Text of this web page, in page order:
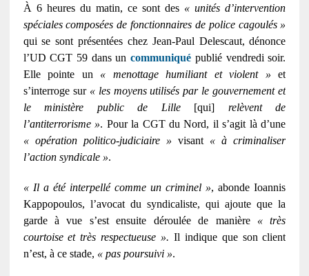
À 6 heures du matin, ce sont des « unités d’intervention
spéciales composées de fonctionnaires de police cagoulés »
qui se sont présentées chez Jean-Paul Delescaut, dénonce
l’UD CGT 59 dans uncommuniqué publié vendredi soir.
Elle pointe un « menottage humiliant et violent »et
s’interroge sur « les moyens utilisés par le gouvernement et
le ministère public de Lille [qui] relèvent de
l’antiterrorisme ». Pour la CGT du Nord, il s’agit là d’une
« opération politico-judiciaire » visant « à criminaliser
l’action syndicale ».
« Il a été interpellé comme un criminel », abonde Ioannis
Kappopoulos, l’avocat du syndicaliste, qui ajoute que la
garde à vue s’est ensuite déroulée de manière « très
courtoise et très respectueuse ». Il indique que son client
n’est, à ce stade, « pas poursuivi ».